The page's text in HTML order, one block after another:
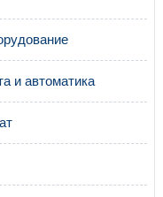
и автоматика